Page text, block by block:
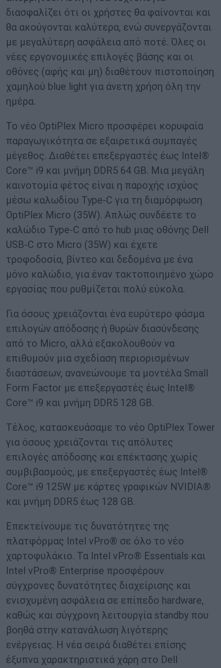
διασφαλίζει ότι οι χρήστες θα φαίνονται και
θα ακούγονται καλύτερα, ενώ συνεργάζονται
με μεγαλύτερη ασφάλεια από ποτέ. Όλες οι
νέες εργονομικές επιλογές βάσης και οι
οθόνες (αφής και μη) διαθέτουν πιστοποίηση
χαμηλού blue light για άνετη χρήση όλη την
ημέρα.
Το νέο OptiPlex Micro προσφέρει κορυφαία
παραγωγικότητα σε εξαιρετικά συμπαγές
μέγεθος. Διαθέτει επεξεργαστές έως Intel®
Core™ i9 και μνήμη DDR5 64 GB. Μια μεγάλη
καινοτομία φέτος είναι η παροχής ισχύος
μέσω καλωδίου Type-C για τη διαμόρφωση
OptiPlex Micro (35W). Απλώς συνδέετε το
καλώδιο Type-C από το hub μιας οθόνης Dell
USB-C στο Micro (35W) και έχετε
τροφοδοσία, βίντεο και δεδομένα με ένα
μόνο καλώδιο, για έναν τακτοποιημένο χώρο
εργασίας που ρυθμίζεται πολύ εύκολα.
Για όσους χρειάζονται ένα ευρύτερο φάσμα
επιλογών απόδοσης ή θυρών διασύνδεσης
από το Micro, αλλά εξακολουθούν να
επιθυμούν μια σχεδίαση περιορισμένων
διαστάσεων, ανανεώνουμε τα μοντέλα Small
Form Factor με επεξεργαστές έως Intel®
Core™ i9 και μνήμη DDR5 128 GB.
Τέλος, κατασκευάσαμε το νέο OptiPlex Tower
για όσους χρειάζονται τις απόλυτες
επιλογές απόδοσης και επέκτασης χωρίς
συμβιβασμούς, με επεξεργαστές έως Intel®
Core™ i9 125W με κάρτες γραφικών NVIDIA®
και μνήμη DDR5 έως 128 GB.
Επεκτείνουμε τις δυνατότητες της
πλατφόρμας Intel vPro® σε όλο το νέο
χαρτοφυλάκιο. Τα Intel vPro® Essentials και
Intel vPro® Enterprise προσφέρουν
σύγχρονες δυνατότητες διαχείρισης και
ενισχυμένη ασφάλεια σε επίπεδο hardware,
καθώς και σύγχρονη λειτουργία standby που
βοηθά στην κατανάλωση λιγότερης
ενέργειας. Η νέα σειρά διαθέτει επίσης
έξυπνα χαρακτηριστικά χάρη στο Dell